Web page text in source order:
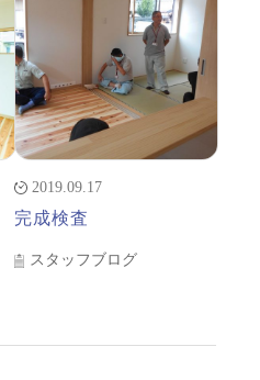
2019.09.17
完成検査
スタッフブログ